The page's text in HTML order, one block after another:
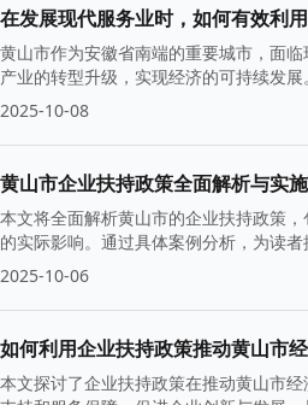
在发展现代服务业时，如何有效利
黄山市作为安徽省南端的重要城市，面
产业的转型升级，实现经济的可持续发
2025-10-08
黄山市企业扶持政策全面解析与实
本文将全面解析黄山市的企业扶持政策
的实际影响。通过具体案例分析，为读
2025-10-06
如何利用企业扶持政策推动黄山市
本文探讨了企业扶持政策在推动黄山市